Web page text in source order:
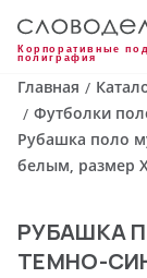
Корпоративные
полиграфия
Главная /
/ Футболки
Рубашка поло
белым, размер
РУБАШКА
ТЕМНО-